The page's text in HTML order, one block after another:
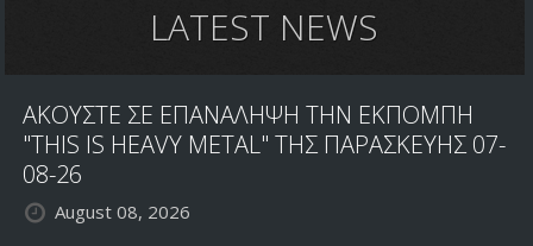
LATEST NEWS
ΑΚΟΥΣΤΕ ΣΕ ΕΠΑΝΑΛΗΨΗ ΤΗΝ ΕΚΠΟΜΠΗ
"THIS IS HEAVY METAL" ΤΗΣ ΠΑΡΑΣΚΕΥΗΣ 07-
08-26
August 08, 2026